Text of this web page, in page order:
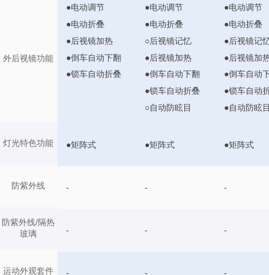
外后视镜功能
灯光特色功能
防紫外线
防紫外线/隔热
玻璃
运动外观套件
●电动调节
●电动折叠
●后视镜加热
●倒车自动下翻
●锁车自动折叠
●电动调节
●电动折叠
○后视镜记忆
●后视镜加热
●倒车自动下翻
●锁车自动折叠
○自动防眩目
●电动调节
●电动折叠
●后视镜记
●后视镜加
●倒车自动
●锁车自动
●自动防眩
●矩阵式 ●矩阵式 ●矩阵式
- - -
- - -
- - -